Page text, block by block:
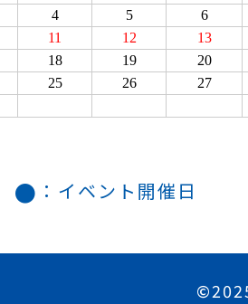
● ：イベント開催日